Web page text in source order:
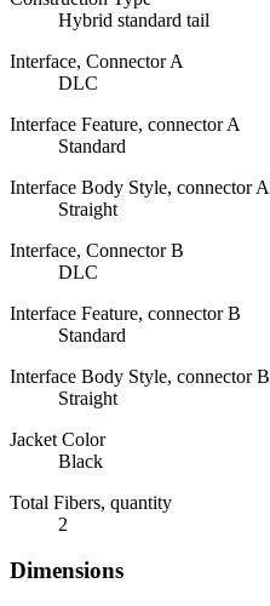
Hybrid standard tail
Interface, Connector A
DLC
Interface Feature, connector A
Standard
Interface Body Style, connector A
Straight
Interface, Connector B
DLC
Interface Feature, connector B
Standard
Interface Body Style, connector B
Straight
Jacket Color
Black
Total Fibers, quantity
2
Dimensions